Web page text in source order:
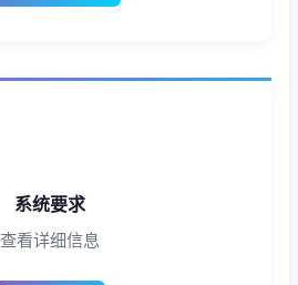
系统要求
查看详细信息